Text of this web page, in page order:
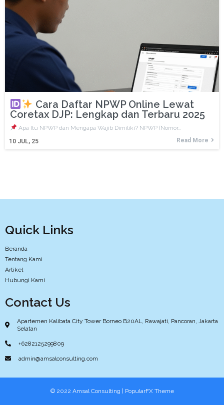
Cara Daftar NPWP Online Lewat
Coretax DJP: Lengkap dan Terbaru 2025
10 JUL, 25
Apa Itu NPWP dan Mengapa Wajib Dimiliki? NPWP (Nomor…
Read More
Quick Links
Beranda
Tentang Kami
Artikel
Hubungi Kami
Contact Us
Apartemen Kalibata City Tower Borneo B20AL, Rawajati, Pancoran, Jakarta
Selatan
+6282125299809
admin@amsalconsulting.com
© 2022 Amsal Consulting | PopularFX Theme